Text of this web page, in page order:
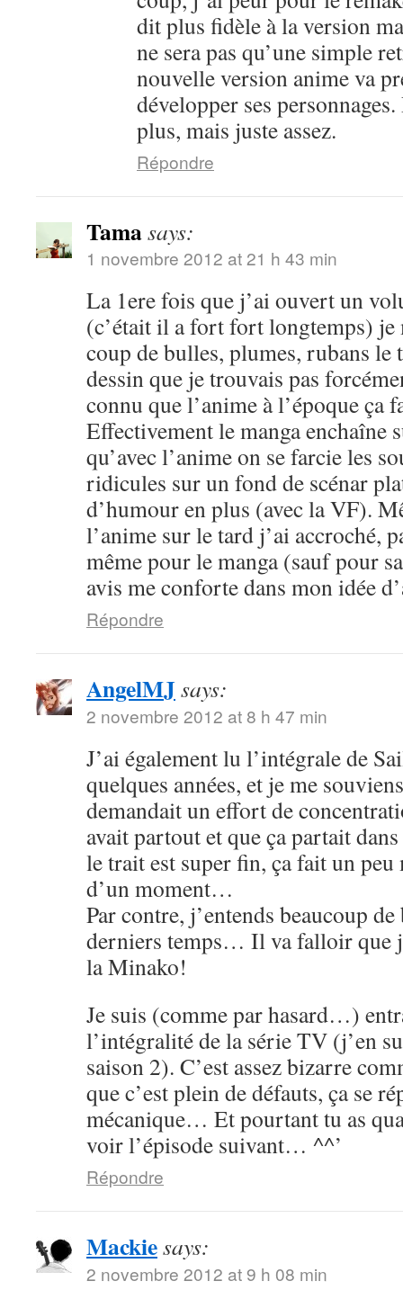
dit plus fidèle à la version
ne sera pas qu’une simple
nouvelle version anime va
développer ses
plus, mais juste assez.
Répondre
Tamasays:
1 novembre 2012 at 21 h 43 min
La 1ere fois que j’ai ouvert un
(c’était il a fort fort longtemps) je
coup de bulles, plumes, rubans le
dessin que je trouvais pas
connu que l’anime à l’époque ça
Effectivement le manga enchaîne
qu’avec l’anime on se farcie les
ridicules sur un fond de scénar
d’humour en plus (avec la VF).
l’anime sur le tard j’ai accroché,
même pour le manga (sauf pour
avis me conforte dans mon idée
Répondre
AngelMJsays:
2 novembre 2012 at 8 h 47 min
J’ai également lu l’intégrale de
quelques années, et je me
demandait un effort de
avait partout et que ça partait
le trait est super fin, ça fait un
d’un moment…
Par contre, j’entends beaucoup
derniers temps… Il va falloir que
la Minako!
Je suis (comme par hasard…)
l’intégralité de la série TV (j’en
saison 2). C’est assez bizarre
que c’est plein de défauts, ça se
mécanique… Et pourtant tu as
voir l’épisode suivant… ^^’
Répondre
Mackiesays:
2 novembre 2012 at 9 h 08 min